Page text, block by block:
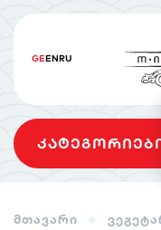
GEENRU
მთავარი